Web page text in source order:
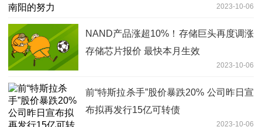
2023-10-06
NAND产品涨超10%！存储巨头再度调涨
存储芯片报价 最快本月生效
2023-10-06
前“特斯拉杀手”股价暴跌20% 公司昨日宣
布拟再发行15亿可转债
2023-10-06